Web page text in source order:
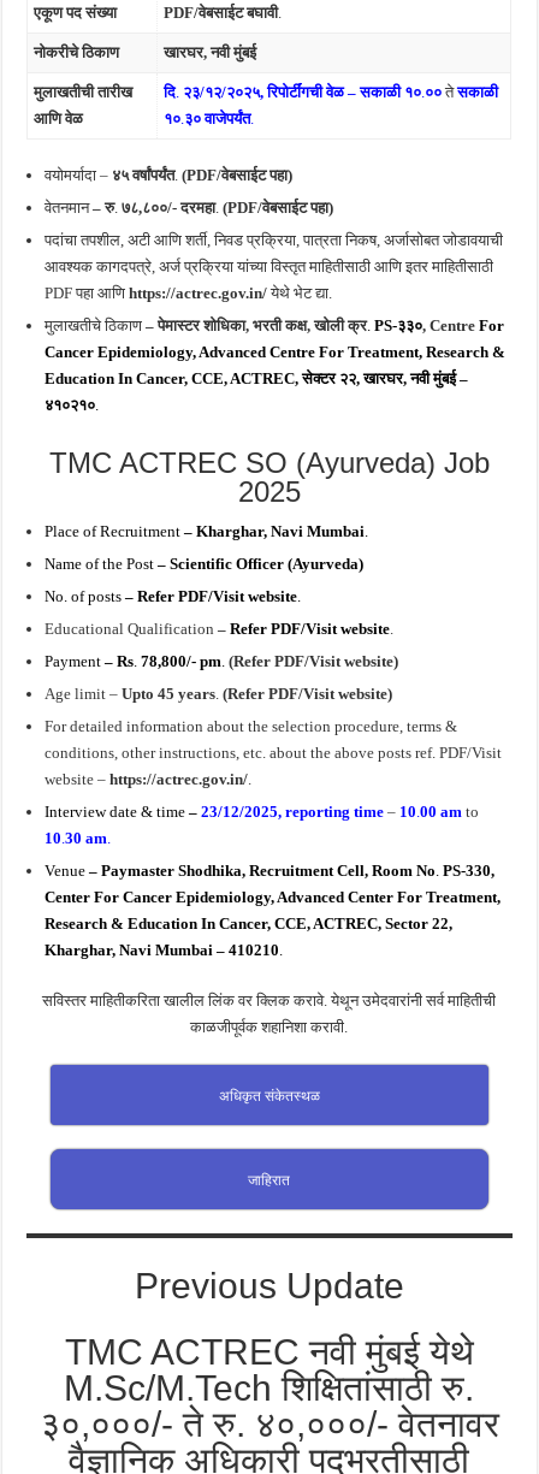
एकूण पद संख्या PDF/वेबसाईट बघावी.
नोकरीचे ठिकाण खारघर, नवी मुंबई
मुलाखतीची तारीख
आणि वेळ
दि. २३/१२/२०२५,रिपोर्टींगची वेळ – सकाळी १० ००ते सकाळी
१० ३० वाजेपर्यंत.
वयोमर्यादा – ४५ वर्षांपर्यंत. (PDF/वेबसाईट पहा)
वेतनमान– रु. ७८,८००/- दरमहा.(PDF/वेबसाईट पहा)
पदांचा तपशील, अटी आणि शर्ती, निवड प्रक्रिया, पात्रता निकष, अर्जासोबत जोडावयाची
आवश्यक कागदपत्रे, अर्ज प्रक्रिया यांच्या विस्तृत माहितीसाठी आणि इतर माहितीसाठी
PDF पहा आणि https://actrec.gov.in/येथे भेट द्या.
मुलाखतीचे ठिकाण– पेमास्टर शोधिका, भरती कक्ष, खोली क्र.PS-३३०,Centre For
Cancer Epidemiology, AdvancedCentre For Treatment, Research &
Education In Cancer, CCE, ACTREC, सेक्टर २२, खारघर, नवी मुंबई –
४१०२१०.
TMC ACTREC SO (Ayurveda) Job
2025
Place of Recruitment – Kharghar, Navi Mumbai.
Name of the Post – Scientific Officer (Ayurveda)
No. of posts– Refer PDF/Visit website.
Educational Qualification –Refer PDF/Visit website.
Payment– Rs. 78,800/- pm.(Refer PDF/Visit website)
Age limit – Upto 45 years.(Refer PDF/Visit website)
For detailed information about the selection procedure, terms &
conditions, other instructions, etc. about the above posts ref. PDF/Visit
website –https://actrec.gov.in/.
Interview date & time –23/12/2025, reporting time – 10.00 amto
10.30 am.
Venue – Paymaster Shodhika, Recruitment Cell, Room No.PS-330,
Center For Cancer Epidemiology, Advanced Center For Treatment,
Research & Education In Cancer, CCE, ACTREC, Sector 22,
Kharghar, Navi Mumbai – 410210.
सविस्तर माहितीकरिता खालील लिंक वर क्लिक करावे. येथून उमेदवारांनी सर्व माहितीची
काळजीपूर्वक शहानिशा करावी.
अधिकृत संकेतस्थळ
जाहिरात
Previous Update
TMC ACTREC नवी मुंबई येथे
M.Sc/M.Tech शिक्षितांसाठी रु.
३०,०००/- ते रु. ४०,०००/- वेतनावर
वैज्ञानिक अधिकारी पदभरतीसाठी